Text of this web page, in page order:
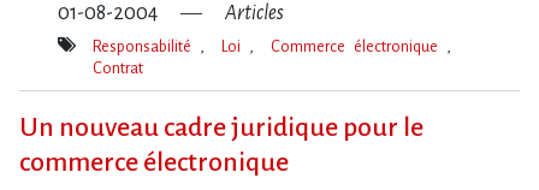
01-08-2004 Articles
Mot(s)-
Responsabilité Loi
Commerce électronique
Contrat
Un nouveau cadre juridique pour le
commerce électronique